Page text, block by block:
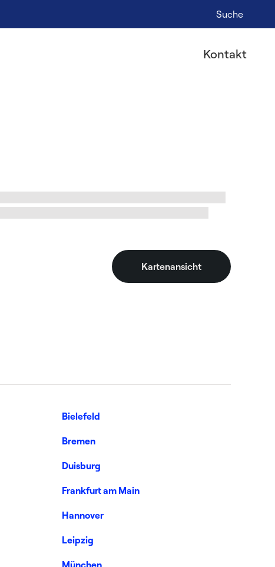
Suche
Kontakt
Kartenansicht
Bielefeld
Bremen
Duisburg
Frankfurt am Main
Hannover
Leipzig
München